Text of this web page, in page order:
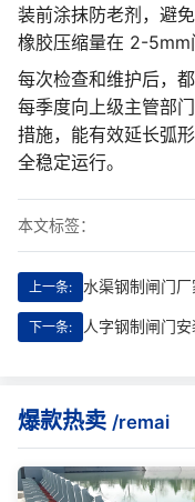
装前涂抹防老剂，避
橡胶压缩量在 2-5mm
每次检查和维护后，
每季度向上级主管部
措施，能有效延长弧
全稳定运行。
本文标签：
上一条:
下一条:
爆款热卖 /remai